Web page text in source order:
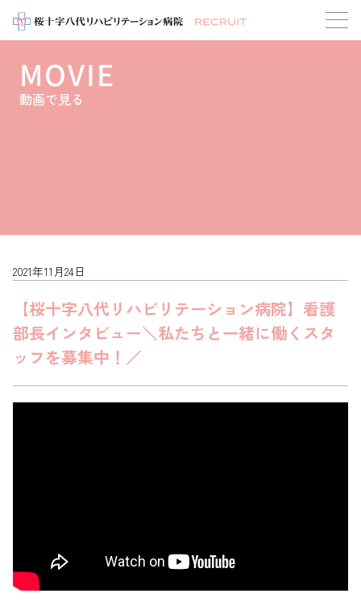
MOVIE
動画で見る
2021年11月24日
【桜十字八代リハビリテーション病院】看護
部長インタビュー＼私たちと一緒に働くスタ
ッフを募集中！／